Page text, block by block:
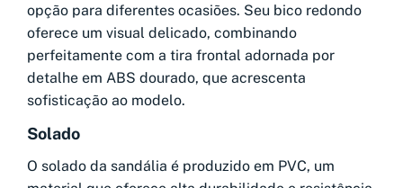
opção para diferentes ocasiões. Seu bico redondo
oferece um visual delicado, combinando
perfeitamente com a tira frontal adornada por
detalhe em ABS dourado, que acrescenta
sofisticação ao modelo.
Solado
O solado da sandália é produzido em PVC, um